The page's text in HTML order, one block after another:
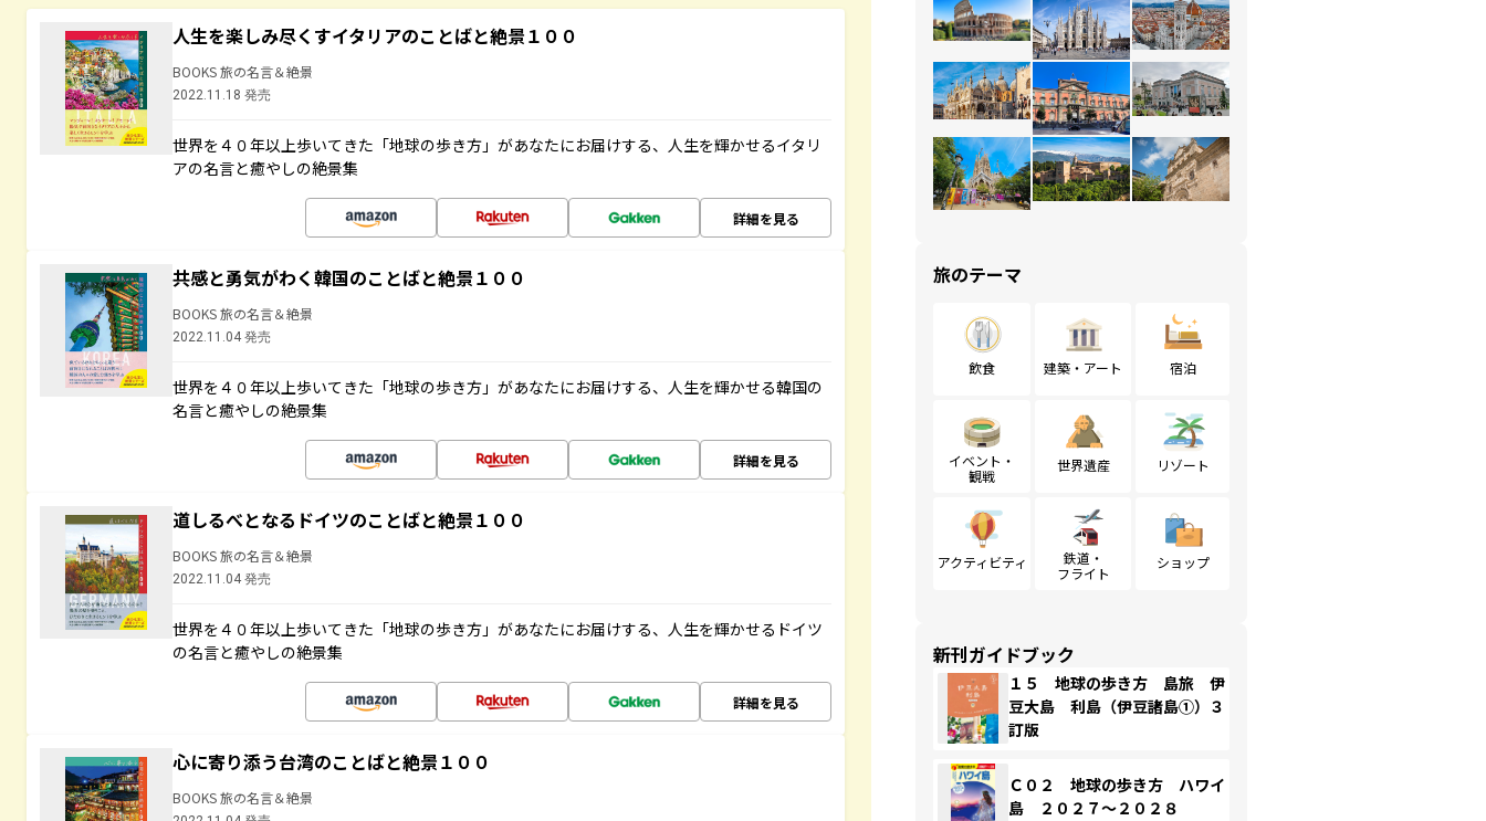
人生を楽しみ尽くすイタリアのことばと絶景１００
BOOKS 旅の名言＆絶景
2022.11.18 発売
世界を４０年以上歩いてきた「地球の歩き方」があなたにお届けする、人生を輝かせるイタリ
アの名言と癒やしの絶景集
詳細を見る
共感と勇気がわく韓国のことばと絶景１００
BOOKS 旅の名言＆絶景
2022.11.04 発売
世界を４０年以上歩いてきた「地球の歩き方」があなたにお届けする、人生を輝かせる韓国の
名言と癒やしの絶景集
詳細を見る
道しるべとなるドイツのことばと絶景１００
BOOKS 旅の名言＆絶景
2022.11.04 発売
世界を４０年以上歩いてきた「地球の歩き方」があなたにお届けする、人生を輝かせるドイツ
の名言と癒やしの絶景集
詳細を見る
心に寄り添う台湾のことばと絶景１００
BOOKS 旅の名言＆絶景
旅のテーマ
飲食 建築・アート 宿泊
イベント・
観戦
世界遺産 リゾート
アクティビティ
鉄道・
フライト
ショップ
新刊ガイドブック
１５ 地球の歩き方 島旅 伊
豆大島 利島（伊豆諸島①）３
訂版
Ｃ０２ 地球の歩き方 ハワイ
島 ２０２７～２０２８